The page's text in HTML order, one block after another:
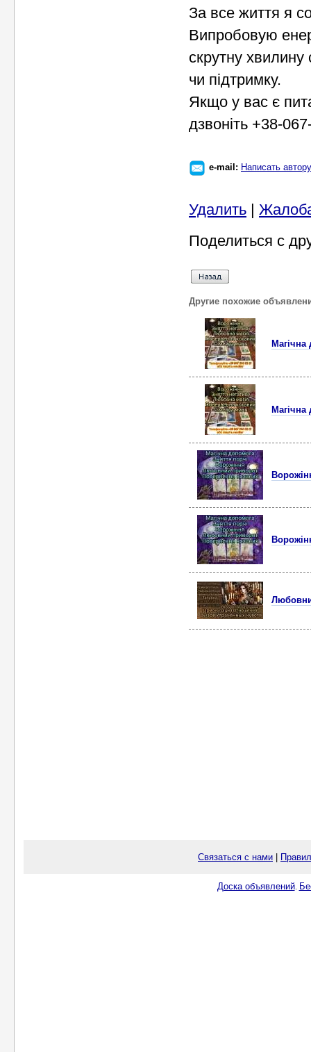
За все життя я
Випробовую
скрутну
чи підтримку.
Якщо у вас є
дзвоніть +38-
e-mail: Написать автору
Удалить |
Поделиться с
Другие похожие
Связаться с нами
Доска объявлений.